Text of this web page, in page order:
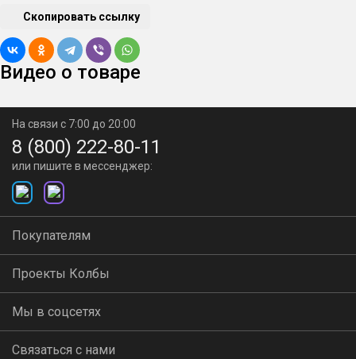
Скопировать ссылку
Видео о товаре
На связи с 7:00 до 20:00
8 (800) 222-80-11
или пишите в мессенджер:
Покупателям
Проекты Колбы
Мы в соцсетях
Связаться с нами